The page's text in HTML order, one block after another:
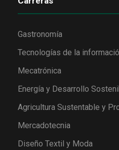
Gastronomía
Tecnologías de la
Mecatrónica
Energía y Desarrollo
Agricultura Sustentable y
Mercadotecnia
Diseño Textil y Moda